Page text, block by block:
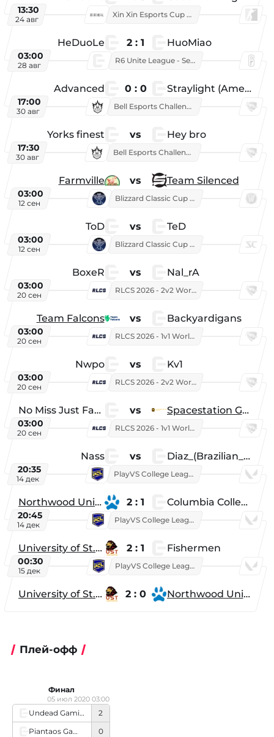
13:30
24 авг
Xin Xin Esports Cup 2026
HeDuoLe 2 : 1 HuoMiao
03:00
28 авг
R6 Unite League - Season 1
Advanced 0 : 0 Straylight (American team)
17:00
30 авг
Bell Esports Challenge 2026
Yorks finest vs Hey bro
17:30
30 авг
Bell Esports Challenge 2026
Farmville vs Team Silenced
03:00
12 сен
Blizzard Classic Cup 2026
ToD vs TeD
03:00
12 сен
Blizzard Classic Cup 2026
BoxeR vs Nal_rA
03:00
20 сен
RLCS 2026 - 2v2 World Championship
Team Falcons vs Backyardigans
03:00
20 сен
RLCS 2026 - 1v1 World Championship
Nwpo vs Kv1
03:00
20 сен
RLCS 2026 - 2v2 World Championship
No Miss Just Fake vs Spacestation Gaming
03:00
20 сен
RLCS 2026 - 1v1 World Championship
Nass vs Diaz_(Brazilian_Player)
20:35
14 дек
PlayVS College League 2025: Fall
Northwood University 2 : 1 Columbia College
20:45
14 дек
PlayVS College League 2025: Fall
University of St. Thomas 2 : 1 Fishermen
00:30
15 дек
PlayVS College League 2025: Fall
University of St. Thomas 2 : 0 Northwood University
Плей-офф
Undead Gaming
2
Piantaos Gaming
0
05 июл 2020 03:00
Финал